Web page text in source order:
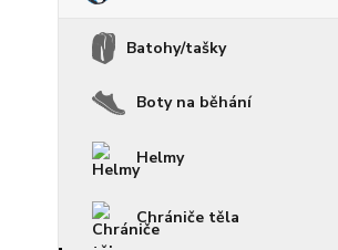
Batohy/tašky
Boty na běhání
Helmy
Chrániče těla